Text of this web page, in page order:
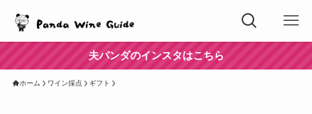
夫パンダのインスタはこちら
ホーム ワイン採点 ギフト